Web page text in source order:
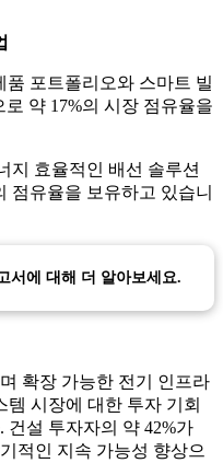
품 포트폴리오와 스마트 빌
약 17%의 시장 점유율을
지 효율적인 배선 솔루션
점유율을 보유하고 있습니
서에 대해 더 알아보세요.
확장 가능한 전기 인프라
시장에 대한 투자 기회
건설 투자자의 약 42%가
적인 지속 가능성 향상으